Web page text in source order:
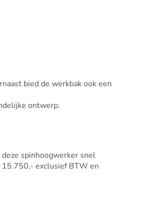
bied de werkbak ook een
ontwerp.
spinhoogwerker snel
15.750,- exclusief BTW en